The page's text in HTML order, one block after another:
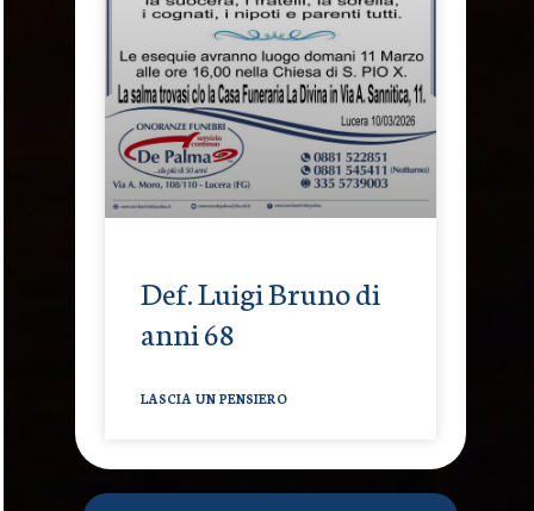
Def. Luigi Bruno di
anni 68
LASCIA UN PENSIERO